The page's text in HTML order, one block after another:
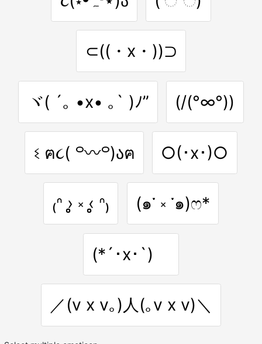
⊂((・x・))⊃
ヾ( ´｡ •x• ｡` )ﾉ” (/(°∞°))
ଽ ฅ૮( ꒪〰꒪)აฅ ○(･x･)○
₍ᐢ ›̥̥̥ ༝ ‹̥̥̥ ᐢ₎ (๑་ ༝ ༌๑)ෆ*
(*´･x･`)ゞ
／(v x v｡)人(｡v x v)＼